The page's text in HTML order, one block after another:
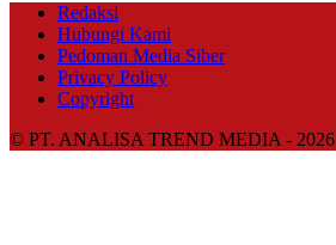
Redaksi
Hubungi Kami
Pedoman Media Siber
Privacy Policy
Copyright
© PT. ANALISA TREND MEDIA - 2026